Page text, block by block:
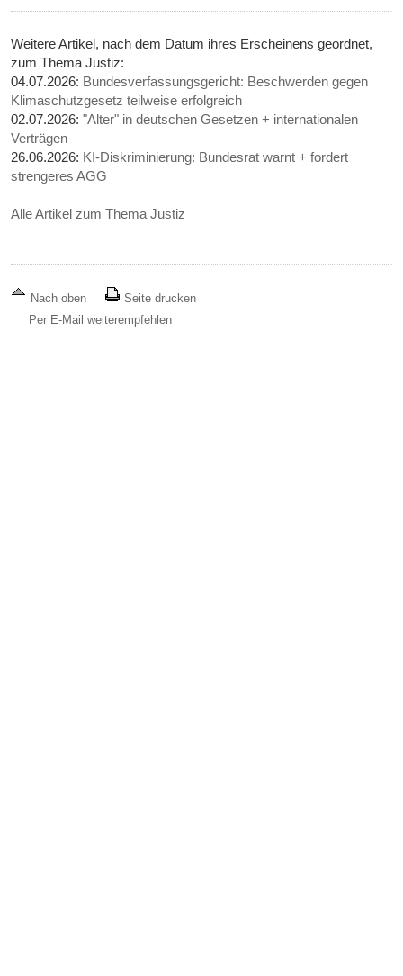
Weitere Artikel, nach dem Datum ihres Erscheinens geordnet,
zum Thema Justiz:
04.07.2026: Bundesverfassungsgericht: Beschwerden gegen
Klimaschutzgesetz teilweise erfolgreich
02.07.2026:"Alter" in deutschen Gesetzen + internationalen
Verträgen
26.06.2026: KI-Diskriminierung: Bundesrat warnt + fordert
strengeres AGG
Alle Artikel zum Thema Justiz
Nach oben
Seite drucken
Per E-Mail weiterempfehlen